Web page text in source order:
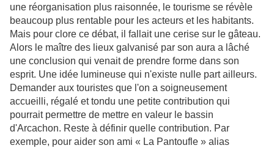
une réorganisation plus raisonnée, le tourisme se révèle
beaucoup plus rentable pour les acteurs et les habitants.
Mais pour clore ce débat, il fallait une cerise sur le gâteau.
Alors le maître des lieux galvanisé par son aura a lâché
une conclusion qui venait de prendre forme dans son
esprit. Une idée lumineuse qui n'existe nulle part ailleurs.
Demander aux touristes que l'on a soigneusement
accueilli, régalé et tondu une petite contribution qui
pourrait permettre de mettre en valeur le bassin
d'Arcachon. Reste à définir quelle contribution. Par
exemple, pour aider son ami « La Pantoufle » alias